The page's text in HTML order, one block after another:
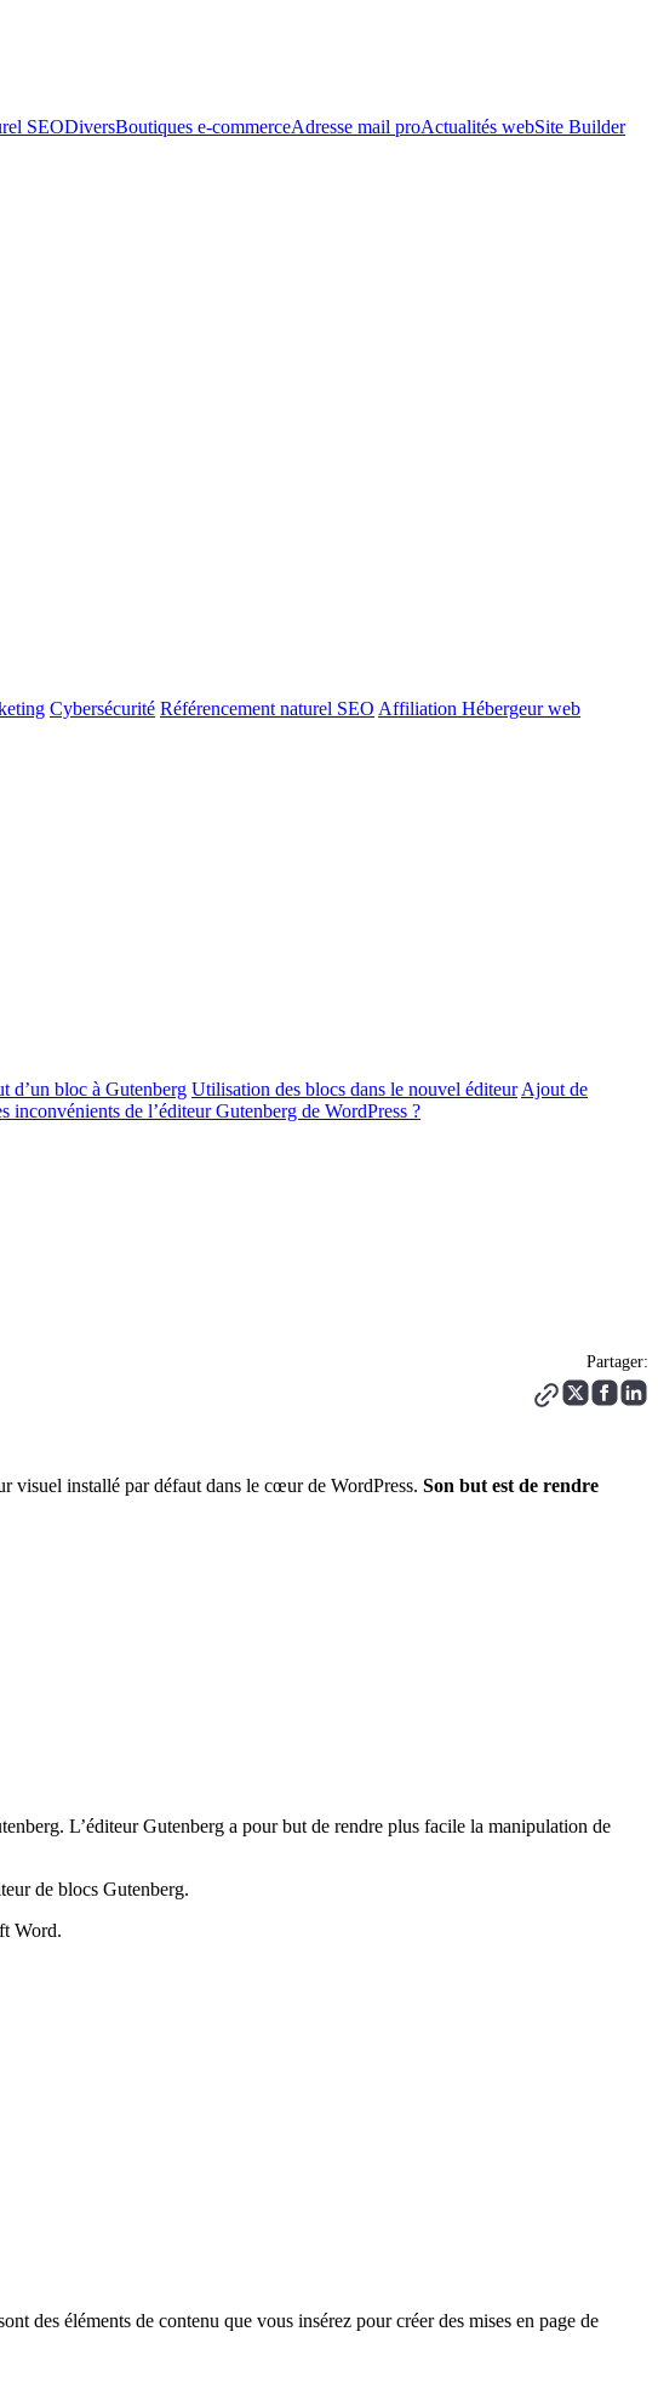
SEODiversBoutiques e-commerceAdresse mail proActualités webSite Builder
Cybersécurité Référencement naturel SEO Affiliation Hébergeur web
d’un bloc à Gutenberg Utilisation des blocs dans le nouvel éditeur Ajout de
inconvénients de l’éditeur Gutenberg de WordPress ?
Partager:
visuel installé par défaut dans le cœur de WordPress. Son but est de rendre
L’éditeur Gutenberg a pour but de rendre plus facile la manipulation de
de blocs Gutenberg.
Word.
des éléments de contenu que vous insérez pour créer des mises en page de